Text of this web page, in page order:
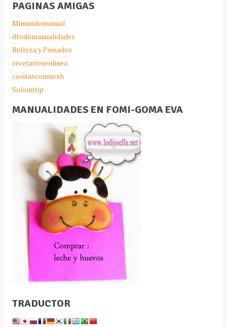
PAGINAS AMIGAS
Mimundomanual
dtodomanualidades
Belleza y Peinados
recetariosenlinea
cositasconmesh
Solountip
MANUALIDADES EN FOMI-GOMA EVA
TRADUCTOR